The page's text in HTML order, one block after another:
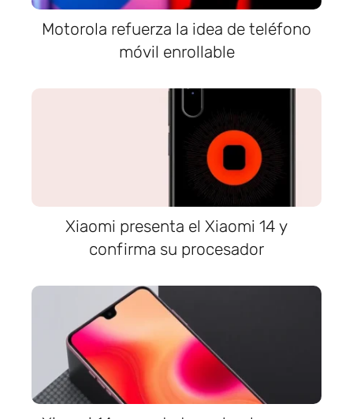
Motorola refuerza la idea de teléfono
móvil enrollable
Xiaomi presenta el Xiaomi 14 y
confirma su procesador